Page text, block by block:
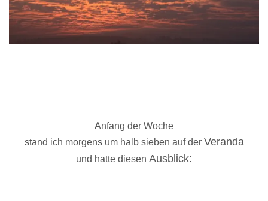
Anfang der Woche
stand ich morgens um halb sieben auf der Veranda
und hatte diesen Ausblick: